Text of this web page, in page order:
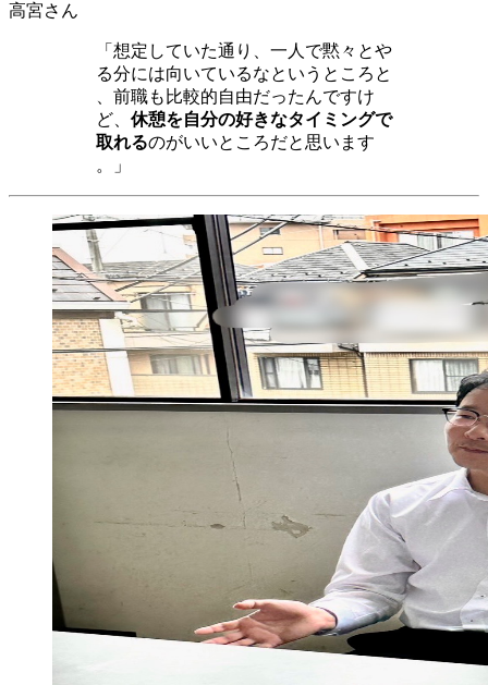
高宮さん
「想定していた通り、一人で黙々とや
る分には向いているなというところと
、前職も比較的自由だったんですけ
ど、 休憩を自分の好きなタイミングで
取れるのがいいところだと思います
。」